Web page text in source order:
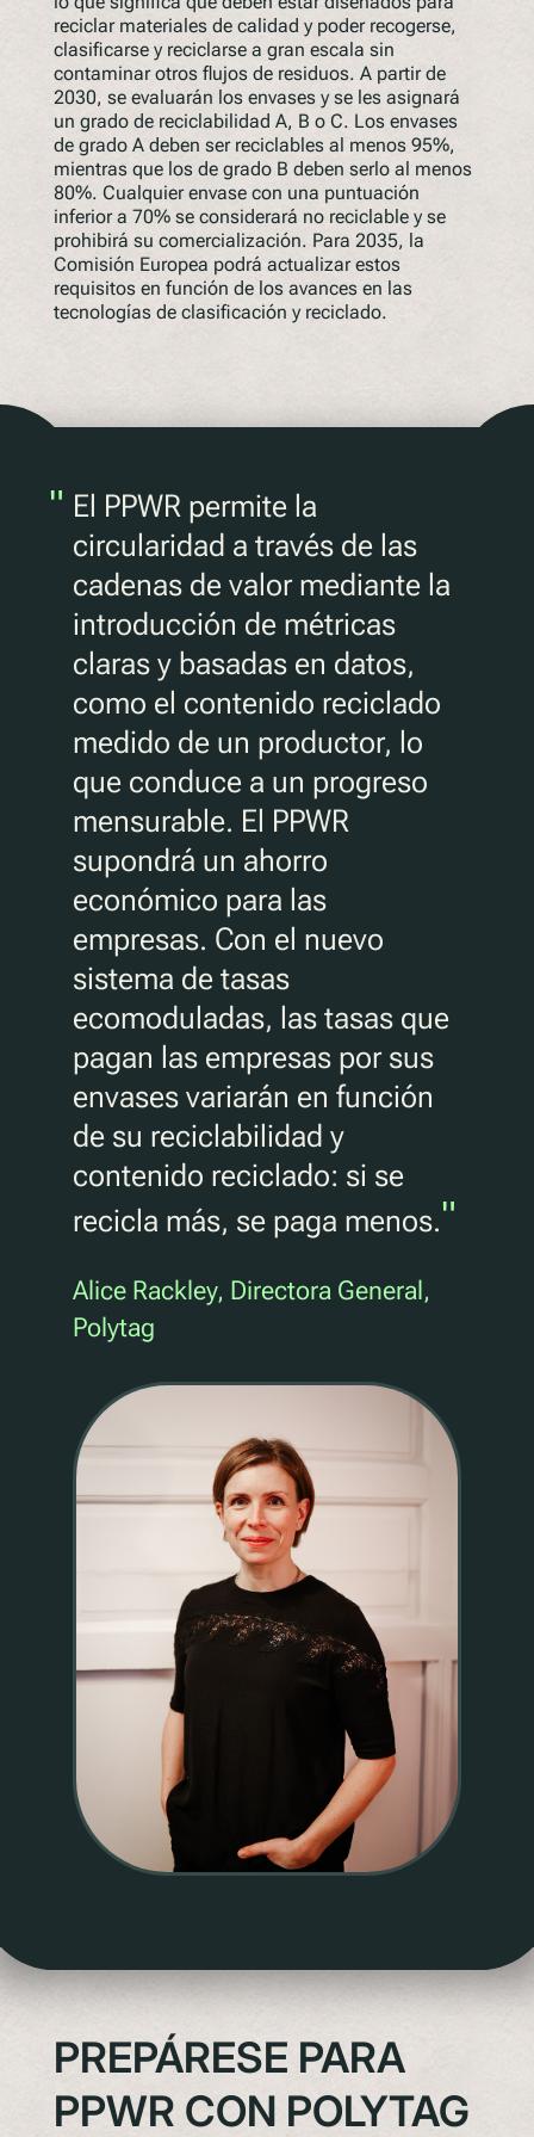
reciclar materiales de calidad y poder recogerse,
clasificarse y reciclarse a gran escala sin
contaminar otros flujos de residuos. A partir de
2030, se evaluarán los envases y se les asignará
un grado de reciclabilidad A, B o C. Los envases
de grado A deben ser reciclables al menos 95%,
mientras que los de grado B deben serlo al menos
80%. Cualquier envase con una puntuación
inferior a 70% se considerará no reciclable y se
prohibirá su comercialización. Para 2035, la
Comisión Europea podrá actualizar estos
requisitos en función de los avances en las
tecnologías de clasificación y reciclado.
" El PPWR permite la
circularidad a través de las
cadenas de valor mediante la
introducción de métricas
claras y basadas en datos,
como el contenido reciclado
medido de un productor, lo
que conduce a un progreso
mensurable. El PPWR
supondrá un ahorro
económico para las
empresas. Con el nuevo
sistema de tasas
ecomoduladas, las tasas que
pagan las empresas por sus
envases variarán en función
de su reciclabilidad y
contenido reciclado: si se
recicla más, se paga menos."
Alice Rackley, Directora General,
Polytag
PREPÁRESE PARA
PPWR CON POLYTAG